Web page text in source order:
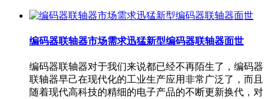
编码器联轴器市场需求迅猛新型编码器联轴器面世
编码器联轴器对于我们来说都已经不再陌生了，编码器
联轴器早己在现代化的工业生产应用非常广泛了，而且
随着现代高科技的精细的电子产品的不断更新换代，对